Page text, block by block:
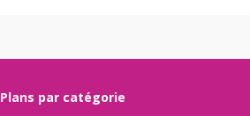
Plans par catégorie